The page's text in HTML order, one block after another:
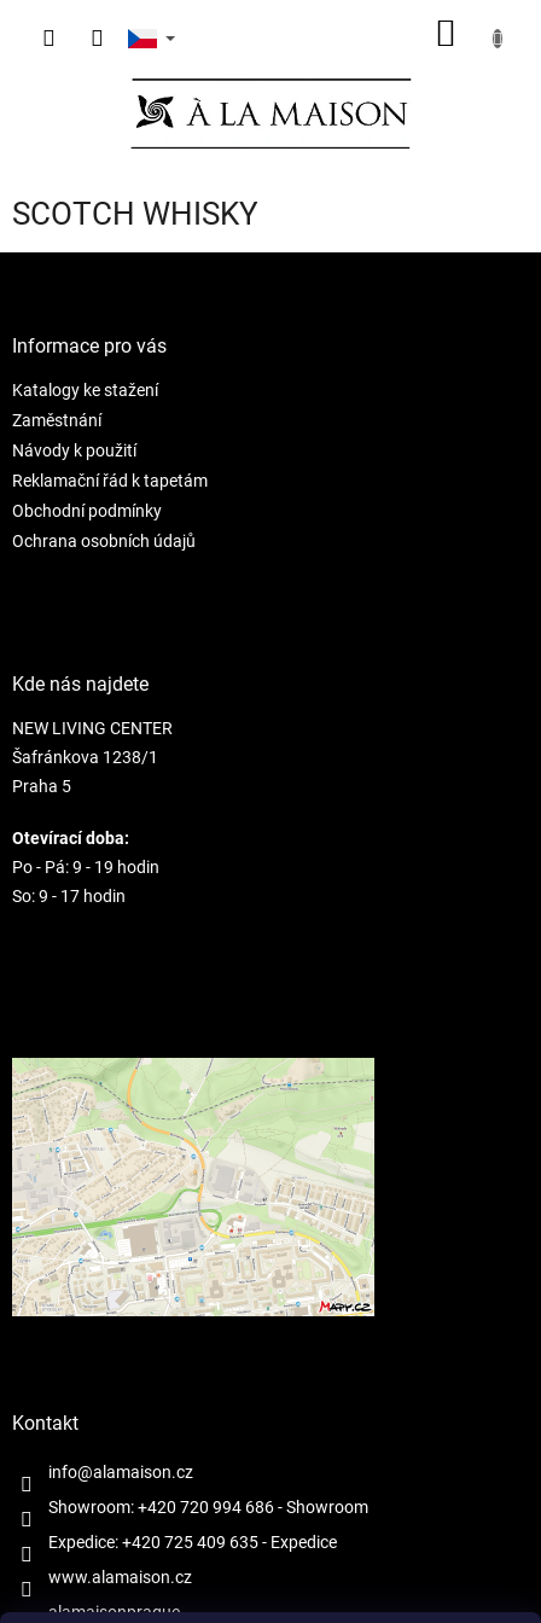
SCOTCH WHISKY
Informace pro vás
Katalogy ke stažení
Zaměstnání
Návody k použití
Reklamační řád k tapetám
Obchodní podmínky
Ochrana osobních údajů
Kde nás najdete
NEW LIVING CENTER
Šafránkova 1238/1
Praha 5
Otevírací doba:
Po - Pá: 9 - 19 hodin
So: 9 - 17 hodin
Kontakt
info@alamaison.cz
Showroom: +420 720 994 686- Showroom
Expedice: +420 725 409 635- Expedice
www.alamaison.cz
alamaisonprague